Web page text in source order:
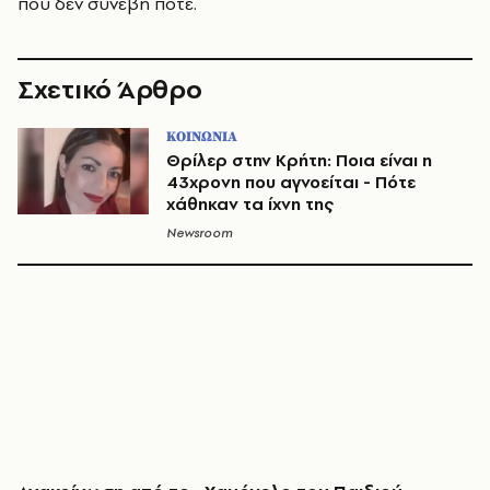
Σχετικό Άρθρο
ΚΟΙΝΩΝΙΑ
Θρίλερ στην Κρήτη: Ποια είναι η
43χρονη που αγνοείται - Πότε
χάθηκαν τα ίχνη της
Newsroom